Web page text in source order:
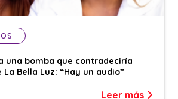
una bomba que contradeciría
Bella Luz: “Hay un audio”
Leer más